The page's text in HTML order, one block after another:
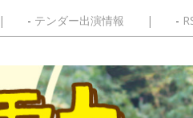
テンダー出演情報